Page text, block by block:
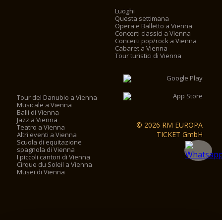
Luoghi
Questa settimana
Opera e Balletto a Vienna
Concerti classici a Vienna
Concerti pop/rock a Vienna
Cabaret a Vienna
Tour turistici di Vienna
Tour del Danubio a Vienna
Musicale a Vienna
Balli di Vienna
Jazz a Vienna
Teatro a Vienna
Altri eventi a Vienna
Scuola di equitazione
spagnola di Vienna
I piccoli cantori di Vienna
Cirque du Soleil a Vienna
Musei di Vienna
© 2026 RM EUROPA
TICKET GmbH